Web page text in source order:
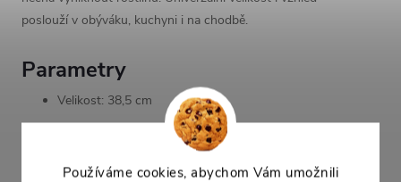
Používáme cookies, abychom Vám umožnili
poslouží v obýváku, kuchyni i na chodbě.
Parametry
Velikost: 38,5 cm